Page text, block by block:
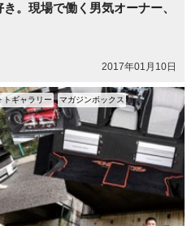
。現場で働く男気オーナー、
2017年01月10日
トギャラリー マガジンボックス